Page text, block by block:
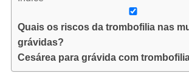
Quais os riscos da trombofilia nas
grávidas?
Cesárea para grávida com